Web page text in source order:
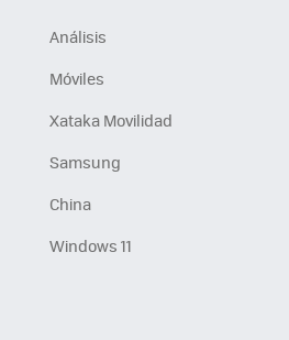
Análisis
Móviles
Xataka Movilidad
Samsung
China
Windows 11